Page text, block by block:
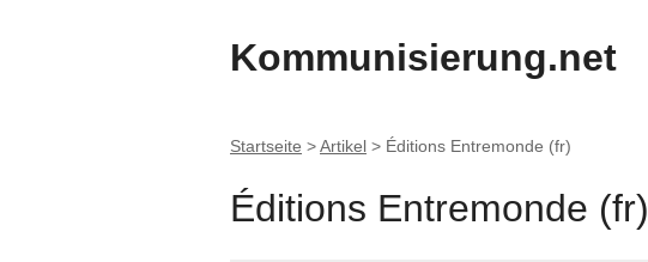
Kommunisierung.net
Startseite >Artikel > Éditions Entremonde (fr)
Éditions Entremonde (fr)